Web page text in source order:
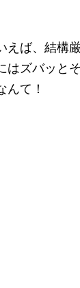
えば、結構
はズバッと
んて！